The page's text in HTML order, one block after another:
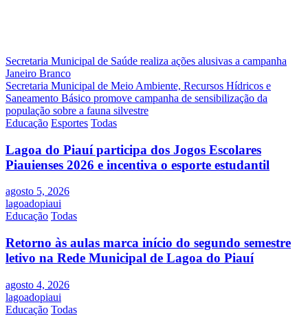
Navegação
de
Post
Secretaria Municipal de Saúde realiza ações alusivas a campanha
Janeiro Branco
Secretaria Municipal de Meio Ambiente, Recursos Hídricos e
Saneamento Básico promove campanha de sensibilização da
população sobre a fauna silvestre
Educação Esportes Todas
Lagoa do Piauí participa dos Jogos Escolares
Piauienses 2026 e incentiva o esporte estudantil
agosto 5, 2026
lagoadopiaui
Educação Todas
Retorno às aulas marca início do segundo semestre
letivo na Rede Municipal de Lagoa do Piauí
agosto 4, 2026
lagoadopiaui
Educação Todas